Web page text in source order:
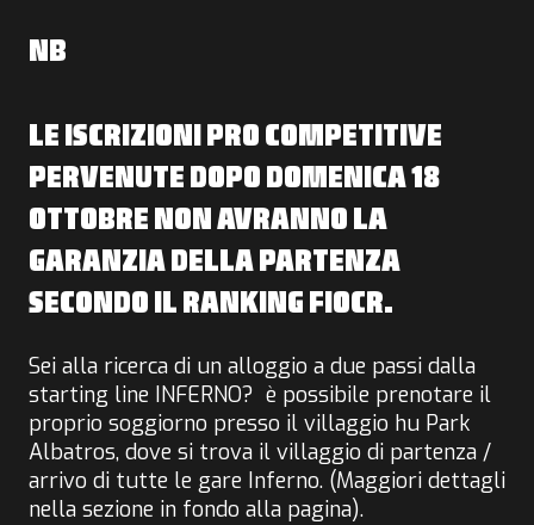
NB
LE ISCRIZIONI PRO COMPETITIVE
PERVENUTE DOPO DOMENICA 18
OTTOBRE NON AVRANNO LA
GARANZIA DELLA PARTENZA
SECONDO IL RANKING FIOCR.
Sei alla ricerca di un alloggio a due passi dalla
starting line INFERNO? è possibile prenotare il
proprio soggiorno presso il villaggio hu Park
Albatros, dove si trova il villaggio di partenza /
arrivo di tutte le gare Inferno. (Maggiori dettagli
nella sezione in fondo alla pagina).